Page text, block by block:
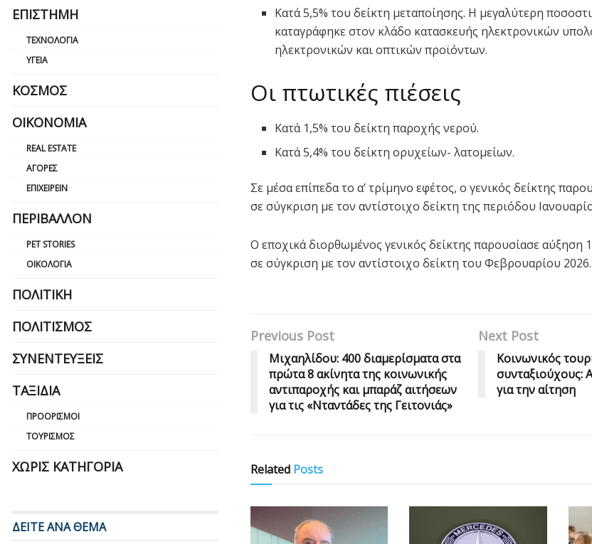
Κατά 5,5% του δείκτη μεταποίησης. Η μεγαλύτερη
καταγράφηκε στον κλάδο κατασκευής ηλεκτρονικών
ηλεκτρονικών και οπτικών προϊόντων.
Οι πτωτικές πιέσεις
Κατά 1,5% του δείκτη παροχής νερού.
Κατά 5,4% του δείκτη ορυχείων- λατομείων.
Σε μέσα επίπεδα το α’ τρίμηνο εφέτος, ο γενικός δείκτης
σε σύγκριση με τον αντίστοιχο δείκτη της περιόδου
Ο εποχικά διορθωμένος γενικός δείκτης παρουσίασε αύξηση
σε σύγκριση με τον αντίστοιχο δείκτη του Φεβρουαρίου 2026.
Previous Post
Μιχαηλίδου: 400 διαμερίσματα στα
πρώτα 8 ακίνητα της κοινωνικής
αντιπαροχής και μπαράζ αιτήσεων
για τις «Νταντάδες της Γειτονιάς»
Next Post
Κοινωνικός
συνταξιούχους:
για την αίτηση
Related Posts
ΕΠΙΣΤΉΜΗ
ΤΕΧΝΟΛΟΓΊΑ
ΥΓΕΊΑ
ΚΌΣΜΟΣ
ΟΙΚΟΝΟΜΊΑ
REAL ESTATE
ΑΓΟΡΈΣ
ΕΠΙΧΕΙΡΕΊΝ
ΠΕΡΙΒΆΛΛΟΝ
PET STORIES
ΟΙΚΟΛΟΓΊΑ
ΠΟΛΙΤΙΚΉ
ΠΟΛΙΤΙΣΜΌΣ
ΣΥΝΕΝΤΕΎΞΕΙΣ
ΤΑΞΊΔΙΑ
ΠΡΟΟΡΙΣΜΟΊ
ΤΟΥΡΙΣΜΌΣ
ΧΩΡΊΣ ΚΑΤΗΓΟΡΊΑ
ΔΕΙΤΕ ΑΝΑ ΘΕΜΑ